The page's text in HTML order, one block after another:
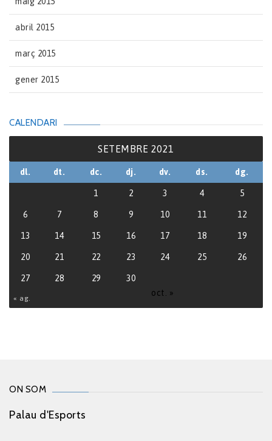
abril 2015
març 2015
gener 2015
CALENDARI
SETEMBRE 2021
dl. dt. dc. dj. dv. ds. dg.
« ag.
oct. »
1 2 3 4 5
6 7 8 9 10 11 12
13 14 15 16 17 18 19
20 21 22 23 24 25 26
27 28 29 30
ON SOM
Palau d'Esports